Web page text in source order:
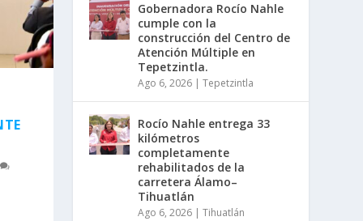
Gobernadora Rocío Nahle
cumple con la
construcción del Centro de
Atención Múltiple en
Tepetzintla.
Ago 6, 2026 |Tepetzintla
Rocío Nahle entrega 33
kilómetros
completamente
rehabilitados de la
carretera Álamo–
Tihuatlán
Ago 6, 2026 |Tihuatlán